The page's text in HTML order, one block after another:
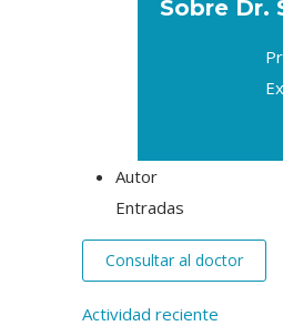
Sobre Dr.
Autor
Entradas
Consultar al doctor
Actividad reciente